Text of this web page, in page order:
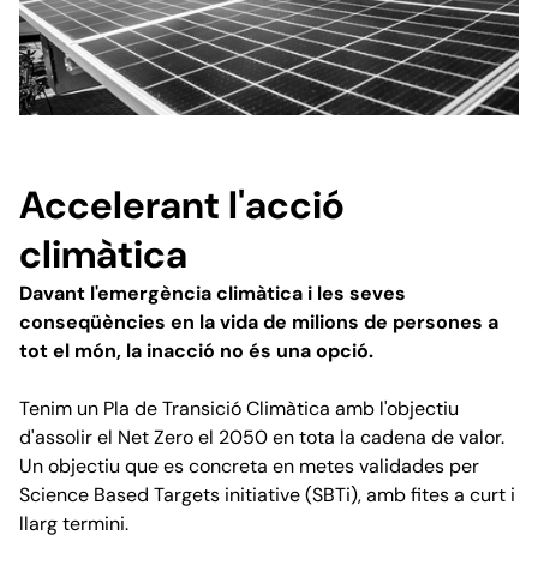
Accelerant l'acció
climàtica
Davant l'emergència climàtica i les seves
conseqüències en la vida de milions de persones a
tot el món, la inacció no és una opció.
Tenim un Pla de Transició Climàtica amb l'objectiu
d'assolir el Net Zero el 2050 en tota la cadena de valor.
Un objectiu que es concreta en metes validades per
Science Based Targets initiative (SBTi), amb fites a curt i
llarg termini.